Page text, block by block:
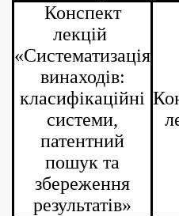
Конспект
лекцій
«Систематизація
винаходів:
класифікаційні
системи,
патентний
пошук та
збереження
результатів»